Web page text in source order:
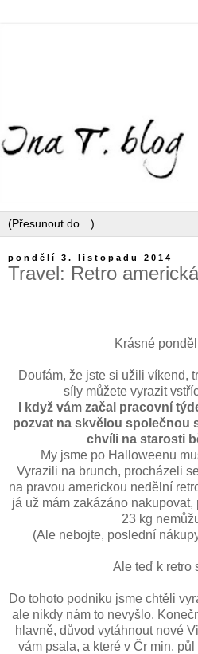
pondělí 3. listopadu 2014
Travel: Retro
Krásné
Doufám, že jste si užili víkend,
síly můžete vyrazit
I když vám začal pracovní
pozvat na skvělou společnou
chvíli na starosti
My jsme po Halloweenu
Vyrazili na brunch, procházeli
na pravou americkou nedělní
já už mám zakázáno
23 kg
(Ale nebojte, poslední
Ale teď k retro
Do tohoto podniku jsme chtěli
ale nikdy nám to nevyšlo.
hlavně, důvod vytáhnout nové
vám psala, a které v Čr min.